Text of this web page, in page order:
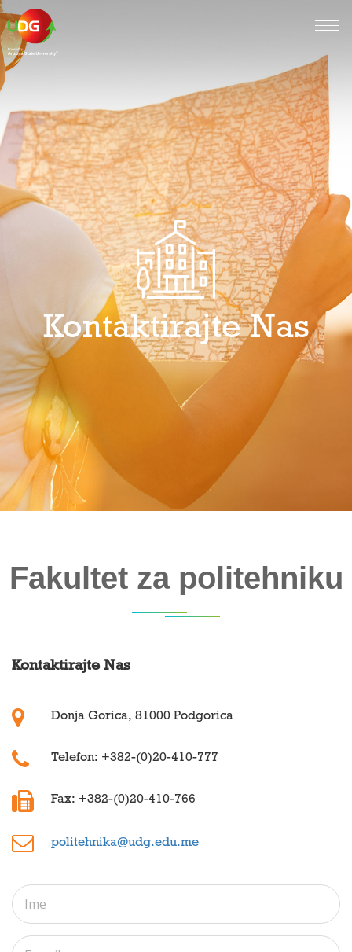
Kontaktirajte Nas
Fakultet za politehniku
Kontaktirajte Nas
Donja Gorica, 81000 Podgorica
Telefon: ‎+382-(0)20-410-777‎
Fax: ‎+382-(0)20-410-766‎
politehnika@udg.edu.me